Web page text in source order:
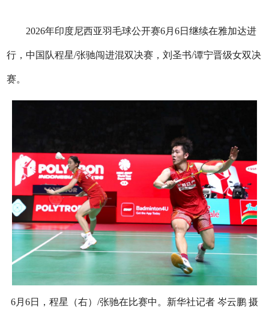
2026年印度尼西亚羽毛球公开赛6月6日继续在雅加达进
行，中国队程星/张驰闯进混双决赛，刘圣书/谭宁晋级女双决
赛。
6月6日，程星（右）/张驰在比赛中。新华社记者 岑云鹏 摄